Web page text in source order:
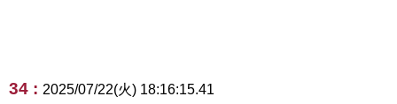
34 : 2025/07/22(火) 18:16:15.41